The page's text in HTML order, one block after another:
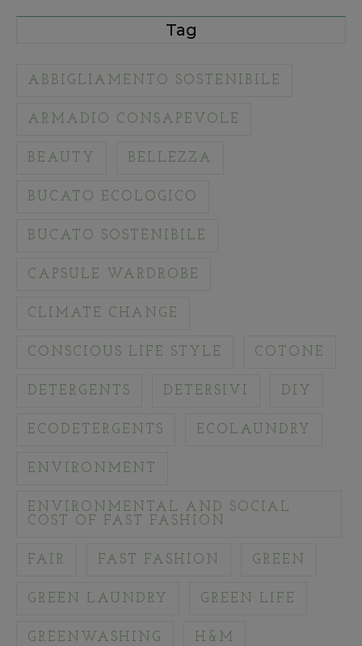
Tag
ABBIGLIAMENTO SOSTENIBILE
ARMADIO CONSAPEVOLE
BEAUTY BELLEZZA
BUCATO ECOLOGICO
BUCATO SOSTENIBILE
CAPSULE WARDROBE
CLIMATE CHANGE
CONSCIOUS LIFE STYLE COTONE
DETERGENTS DETERSIVI DIY
ECODETERGENTS ECOLAUNDRY
ENVIRONMENT
ENVIRONMENTAL AND SOCIAL
COST OF FAST FASHION
FAIR FAST FASHION GREEN
GREEN LAUNDRY GREEN LIFE
GREENWASHING H&M